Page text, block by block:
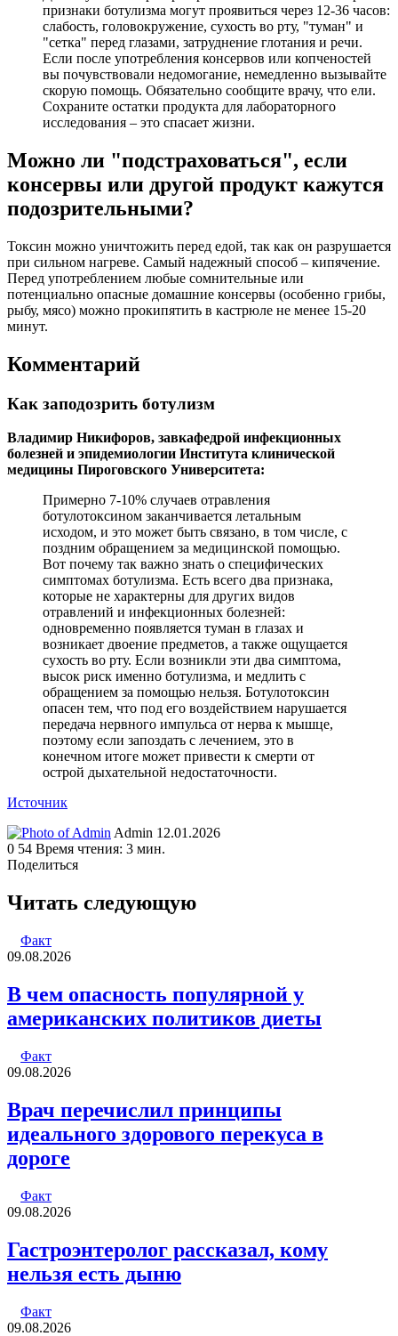
признаки ботулизма могут проявиться через 12-36 часов:
слабость, головокружение, сухость во рту, "туман" и
"сетка" перед глазами, затруднение глотания и речи.
Если после употребления консервов или копченостей
вы почувствовали недомогание, немедленно вызывайте
скорую помощь. Обязательно сообщите врачу, что ели.
Сохраните остатки продукта для лабораторного
исследования – это спасает жизни.
Можно ли "подстраховаться", если
консервы или другой продукт кажутся
подозрительными?
Токсин можно уничтожить перед едой, так как он разрушается
при сильном нагреве. Самый надежный способ – кипячение.
Перед употреблением любые сомнительные или
потенциально опасные домашние консервы (особенно грибы,
рыбу, мясо) можно прокипятить в кастрюле не менее 15-20
минут.
Комментарий
Как заподозрить ботулизм
Владимир Никифоров, завкафедрой инфекционных
болезней и эпидемиологии Института клинической
медицины Пироговского Университета:
Примерно 7-10% случаев отравления
ботулотоксином заканчивается летальным
исходом, и это может быть связано, в том числе, с
поздним обращением за медицинской помощью.
Вот почему так важно знать о специфических
симптомах ботулизма. Есть всего два признака,
которые не характерны для других видов
отравлений и инфекционных болезней:
одновременно появляется туман в глазах и
возникает двоение предметов, а также ощущается
сухость во рту. Если возникли эти два симптома,
высок риск именно ботулизма, и медлить с
обращением за помощью нельзя. Ботулотоксин
опасен тем, что под его воздействием нарушается
передача нервного импульса от нерва к мышце,
поэтому если запоздать с лечением, это в
конечном итоге может привести к смерти от
острой дыхательной недостаточности.
Источник
Admin Send
an
12.01.2026
0 54 Время чтения: 3 мин.
Поделиться
через
электронную
Читать следующую
Факт
09.08.2026
В чем опасность популярной у
американских политиков диеты
Факт
09.08.2026
Врач перечислил принципы
идеального здорового перекуса в
дороге
Факт
09.08.2026
Гастроэнтеролог рассказал, кому
нельзя есть дыню
Факт
09.08.2026